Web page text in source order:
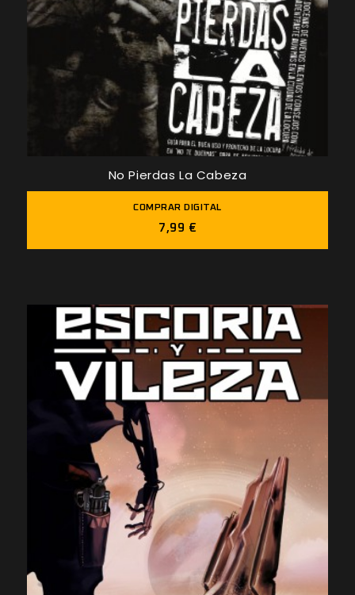
No Pierdas La Cabeza
COMPRAR DIGITAL
7,99 €